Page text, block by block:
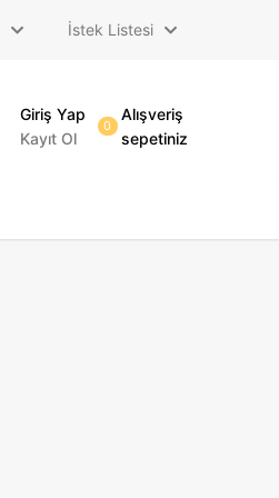
İstek Listesi
Giriş Yap
Kayıt Ol
0
Alışveriş
sepetiniz